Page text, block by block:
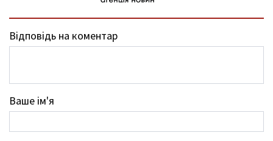
Відповідь на коментар
Ваше ім'я